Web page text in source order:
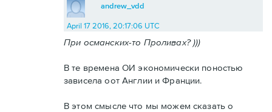
andrew_vdd
April 17 2016, 20:17:06 UTC
При османских-то Проливах? )))
В те времена ОИ экономически поностью
зависела оот Англии и Франции.
В этом смысле что мы можем сказать о